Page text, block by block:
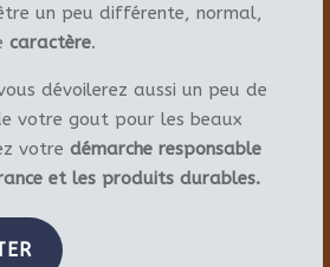
un peu différente, normal,
caractère.
dévoilerez aussi un peu de
votre gout pour les beaux
votre démarche responsable
et les produits durables.